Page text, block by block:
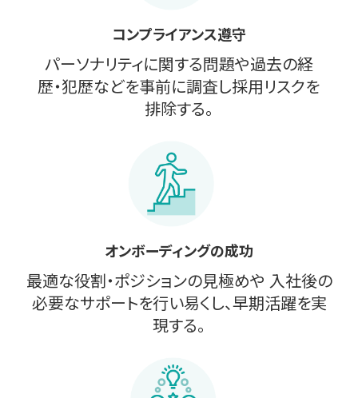
コンプライアンス遵守
パーソナリティに関する問題や過去の経
歴・犯歴などを事前に調査し採用リスクを
排除する。
オンボーディングの成功
最適な役割・ポジションの見極めや 入社後の
必要なサポートを行い易くし、早期活躍を実
現する。